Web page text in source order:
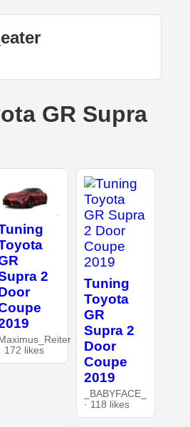
GR Supra
2
172 likes
Tuning
Toyota
GR
Supra 2
Door
Coupe
2019
_BABYFACE_
· 118 likes